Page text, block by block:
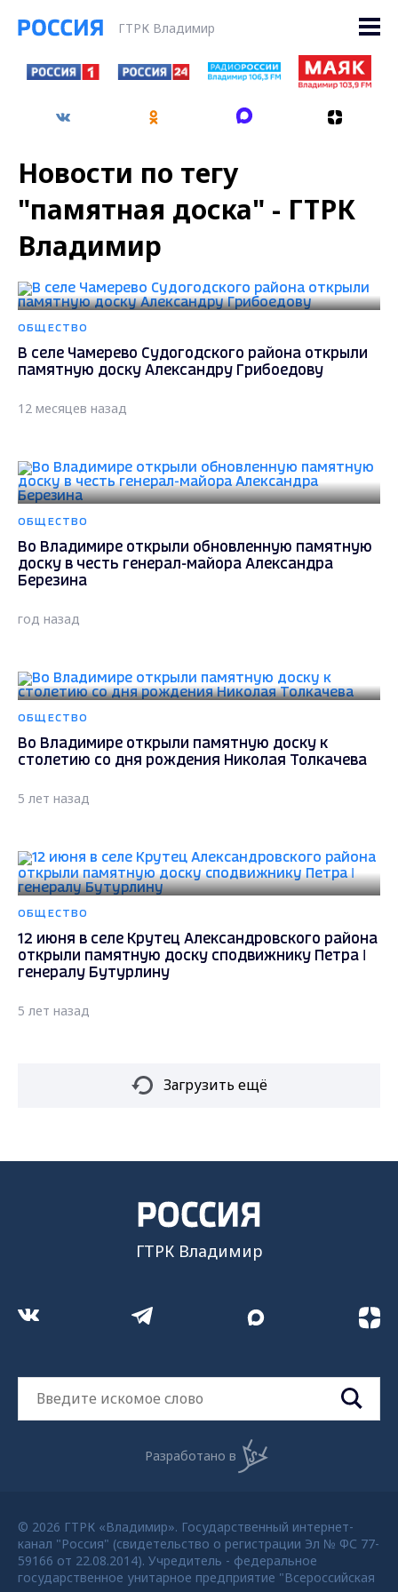
ГТРК Владимир
Новости по тегу
"памятная доска" - ГТРК
Владимир
ОБЩЕСТВО
В селе Чамерево Судогодского района открыли
памятную доску Александру Грибоедову
12 месяцев назад
ОБЩЕСТВО
Во Владимире открыли обновленную памятную
доску в честь генерал-майора Александра
Березина
год назад
ОБЩЕСТВО
Во Владимире открыли памятную доску к
столетию со дня рождения Николая Толкачева
5 лет назад
ОБЩЕСТВО
12 июня в селе Крутец Александровского района
открыли памятную доску сподвижнику Петра I
генералу Бутурлину
5 лет назад
Загрузить ещё
ГТРК Владимир
Разработано в
© 2026 ГТРК «Владимир». Государственный интернет-
канал "Россия" (свидетельство о регистрации Эл № ФС 77-
59166 от 22.08.2014). Учредитель - федеральное
государственное унитарное предприятие "Всероссийская